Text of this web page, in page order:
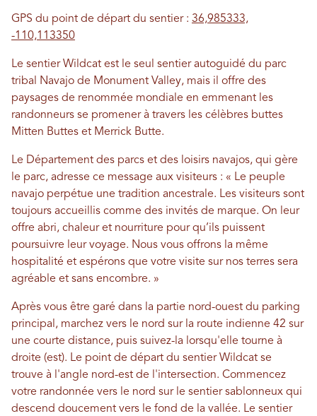
GPS du point de départ du sentier : 36,985333,
-110,113350
Le sentier Wildcat est le seul sentier autoguidé du parc
tribal Navajo de Monument Valley, mais il offre des
paysages de renommée mondiale en emmenant les
randonneurs se promener à travers les célèbres buttes
Mitten Buttes et Merrick Butte.
Le Département des parcs et des loisirs navajos, qui gère
le parc, adresse ce message aux visiteurs : « Le peuple
navajo perpétue une tradition ancestrale. Les visiteurs sont
toujours accueillis comme des invités de marque. On leur
offre abri, chaleur et nourriture pour qu’ils puissent
poursuivre leur voyage. Nous vous offrons la même
hospitalité et espérons que votre visite sur nos terres sera
agréable et sans encombre. »
Après vous être garé dans la partie nord-ouest du parking
principal, marchez vers le nord sur la route indienne 42 sur
une courte distance, puis suivez-la lorsqu'elle tourne à
droite (est). Le point de départ du sentier Wildcat se
trouve à l'angle nord-est de l'intersection. Commencez
votre randonnée vers le nord sur le sentier sablonneux qui
descend doucement vers le fond de la vallée. Le sentier